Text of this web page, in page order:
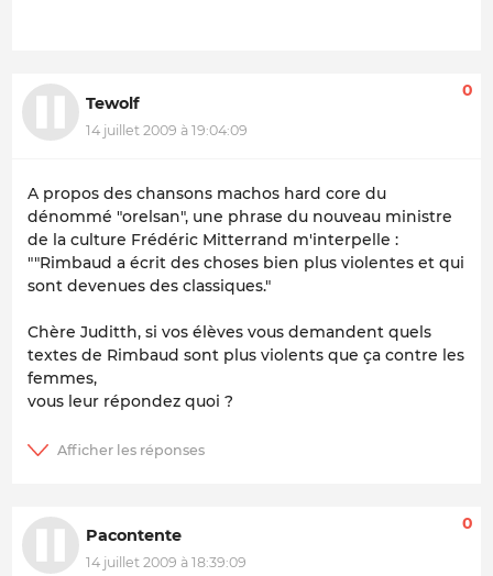
Tewolf
14 juillet 2009 à 19:04:09
0
A propos des chansons machos hard core du
dénommé "orelsan", une phrase du nouveau ministre
de la culture Frédéric Mitterrand m'interpelle :
""Rimbaud a écrit des choses bien plus violentes et qui
sont devenues des classiques."
Chère Juditth, si vos élèves vous demandent quels
textes de Rimbaud sont plus violents que ça contre les
femmes,
vous leur répondez quoi ?
Pacontente
14 juillet 2009 à 18:39:09
0